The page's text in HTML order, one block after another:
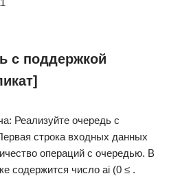
с поддержкой
Реализуйте очередь с
строка входных данных
операций с очередью. В
содержится число ai (0 ≤ .